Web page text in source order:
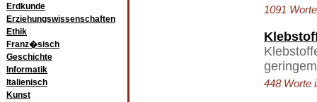
Erdkunde
Erziehungswissenschaften
Ethik
Franz�sisch
Geschichte
Informatik
Italienisch
Kunst
1091
448 Worte